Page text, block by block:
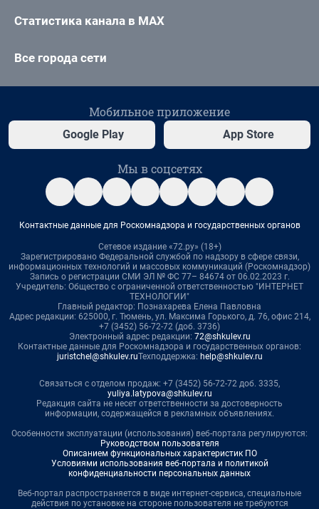
Статистика канала в MAX
Все города сети
Мобильное приложение
Google Play App Store
Мы в соцсетях
Контактные данные для Роскомнадзора и государственных органов
Сетевое издание «72.ру» (18+)
Зарегистрировано Федеральной службой по надзору в сфере связи,
информационных технологий и массовых коммуникаций (Роскомнадзор)
Запись о регистрации СМИ ЭЛ № ФС 77– 84674 от 06.02.2023 г.
Учредитель: Общество с ограниченной ответственностью "ИНТЕРНЕТ
ТЕХНОЛОГИИ"
Главный редактор: Познахарева Елена Павловна
Адрес редакции: 625000, г. Тюмень, ул. Максима Горького, д. 76, офис 214,
+7 (3452) 56-72-72 (доб. 3736)
Электронный адрес редакции: 72@shkulev.ru
Контактные данные для Роскомнадзора и государственных органов:
juristchel@shkulev.ruТехподдержка: help@shkulev.ru
Связаться с отделом продаж: +7 (3452) 56-72-72 доб. 3335,
yuliya.latypova@shkulev.ru
Редакция сайта не несет ответственности за достоверность
информации, содержащейся в рекламных объявлениях.
Особенности эксплуатации (использования) веб-портала регулируются:
Руководством пользователя
Описанием функциональных характеристик ПО
Условиями использования веб-портала и политикой
конфиденциальности персональных данных
Веб-портал распространяется в виде интернет-сервиса, специальные
действия по установке на стороне пользователя не требуются